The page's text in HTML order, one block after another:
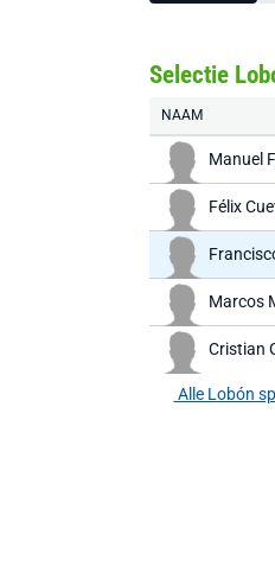
Selectie
NAAM
Manuel
Félix
Marcos
Cristian
Alle Lobón